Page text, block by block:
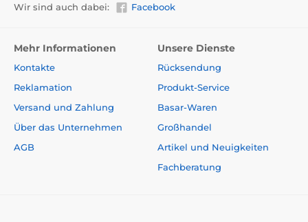
Wir sind auch dabei: Facebook
Mehr Informationen
Kontakte
Reklamation
Versand und Zahlung
Über das Unternehmen
AGB
Unsere Dienste
Rücksendung
Produkt-Service
Basar-Waren
Großhandel
Artikel und Neuigkeiten
Fachberatung